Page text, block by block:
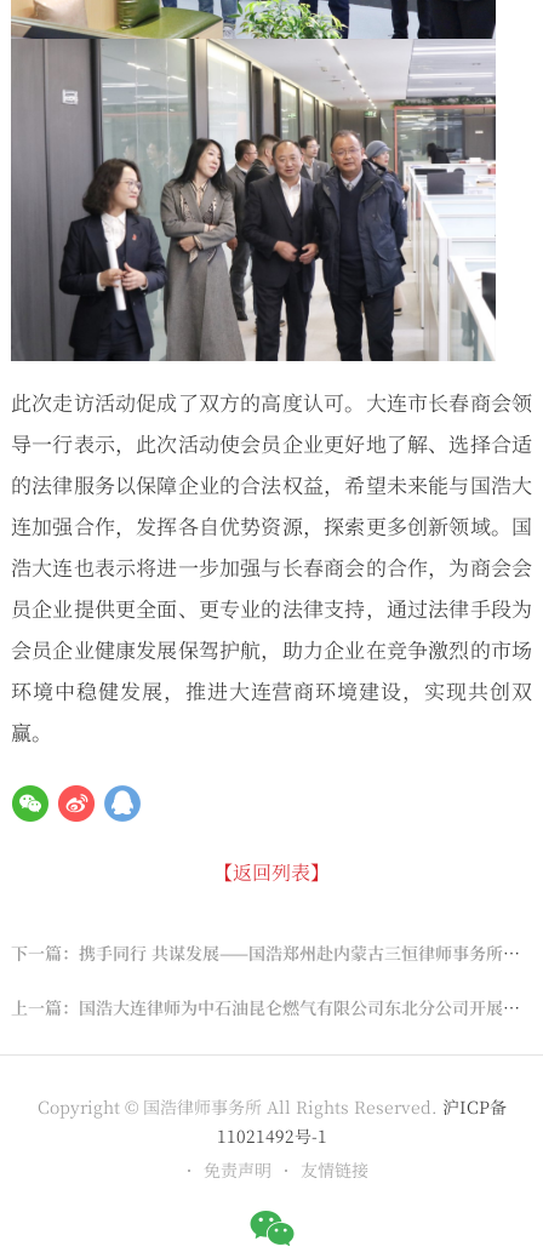
此次走访活动促成了双方的高度认可。大连市长春商会领
导一行表示，此次活动使会员企业更好地了解、选择合适
的法律服务以保障企业的合法权益，希望未来能与国浩大
连加强合作，发挥各自优势资源，探索更多创新领域。国
浩大连也表示将进一步加强与长春商会的合作，为商会会
员企业提供更全面、更专业的法律支持，通过法律手段为
会员企业健康发展保驾护航，助力企业在竞争激烈的市场
环境中稳健发展，推进大连营商环境建设，实现共创双
赢。
【返回列表】
下一篇：携手同行 共谋发展——国浩郑州赴内蒙古三恒律师事务所开展“1对1”结对帮扶共建活动
上一篇：国浩大连律师为中石油昆仑燃气有限公司东北分公司开展国有企业合规管理专题培训
Copyright © 国浩律师事务所 All Rights Reserved. 沪ICP备
11021492号-1
免责声明
友情链接